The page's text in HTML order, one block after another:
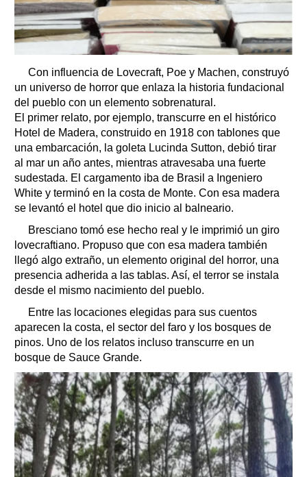
Con influencia de Lovecraft, Poe y Machen, construyó
un universo de horror que enlaza la historia fundacional
del pueblo con un elemento sobrenatural.
El primer relato, por ejemplo, transcurre en el histórico
Hotel de Madera, construido en 1918 con tablones que
una embarcación, la goleta Lucinda Sutton, debió tirar
al mar un año antes, mientras atravesaba una fuerte
sudestada. El cargamento iba de Brasil a Ingeniero
White y terminó en la costa de Monte. Con esa madera
se levantó el hotel que dio inicio al balneario.
Bresciano tomó ese hecho real y le imprimió un giro
lovecraftiano. Propuso que con esa madera también
llegó algo extraño, un elemento original del horror, una
presencia adherida a las tablas. Así, el terror se instala
desde el mismo nacimiento del pueblo.
Entre las locaciones elegidas para sus cuentos
aparecen la costa, el sector del faro y los bosques de
pinos. Uno de los relatos incluso transcurre en un
bosque de Sauce Grande.